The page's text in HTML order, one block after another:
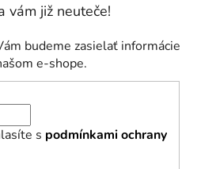
budeme zasielať informácie
e-shope.
s podmínkami ochrany